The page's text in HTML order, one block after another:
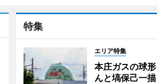
特集
エリア特集
本庄ガスの球
んと塙保己一描